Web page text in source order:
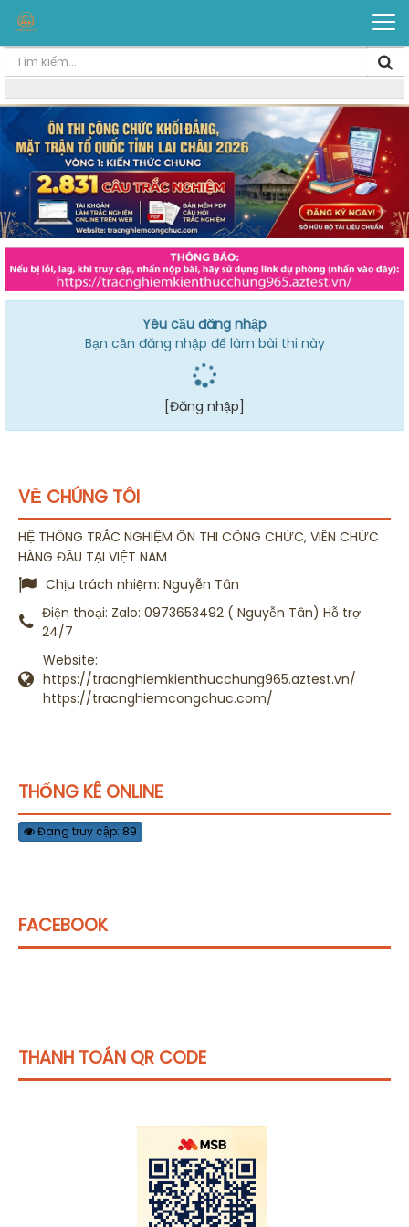
Yêu cầu đăng nhập
Bạn cần đăng nhập để làm bài thi này
[Đăng nhập]
VỀ CHÚNG TÔI
HỆ THỐNG TRẮC NGHIỆM ÔN THI CÔNG CHỨC, VIÊN CHỨC
HÀNG ĐẦU TẠI VIỆT NAM
Chịu trách nhiệm: Nguyễn Tân
Điện thoại: Zalo: 0973653492 ( Nguyễn Tân) Hỗ trợ
24/7
Website:
https://tracnghiemkienthucchung965.aztest.vn/
https://tracnghiemcongchuc.com/
THỐNG KÊ ONLINE
Đang truy cập: 89
FACEBOOK
THANH TOÁN QR CODE